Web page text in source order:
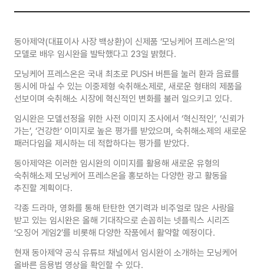
동아제약(대표이사 사장 백상환)이 신제품 ‘모닝케어 프레스온’의
모델로 배우 임시완을 발탁했다고 23일 밝혔다.
모닝케어 프레스온은 국내 최초로 PUSH 버튼을 눌러 환과 음료를
동시에 마실 수 있는 이중제형 숙취해소제로, 새로운 형태의 제품을
선보이며 숙취해소 시장에 혁신적인 변화를 불러 일으키고 있다.
임시완은 모델선정을 위한 사전 이미지 조사에서 ‘혁신적인’, ‘신뢰가
가는’, ‘건강한’ 이미지로 높은 평가를 받았으며, 숙취해소제의 새로운
패러다임을 제시하는 데 적합하다는 평가를 받았다.
동아제약은 이러한 임시완의 이미지를 활용해 새로운 유형의
숙취해소제 모닝케어 프레스온을 홍보하는 다양한 광고 활동을
추진할 계획이다.
각종 드라마, 영화를 통해 탄탄한 연기력과 비주얼로 많은 사랑을
받고 있는 임시완은 올해 기대작으로 손꼽히는 넷플릭스 시리즈
‘오징어 게임2’를 비롯해 다양한 작품에서 활약할 예정이다.
현재 동아제약 공식 유튜브 채널에서 임시완이 소개하는 모닝케어
올바른 음용법 영상을 확인할 수 있다.